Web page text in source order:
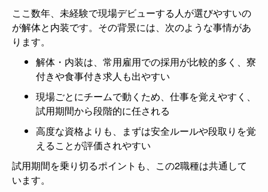
ここ数年、未経験で現場デビューする人が選びやすいの
が解体と内装です。その背景には、次のような事情があ
ります。
解体・内装は、常用雇用での採用が比較的多く、寮
付きや食事付き求人も出やすい
現場ごとにチームで動くため、仕事を覚えやすく、
試用期間から段階的に任される
高度な資格よりも、まずは安全ルールや段取りを覚
えることが評価されやすい
試用期間を乗り切るポイントも、この2職種は共通して
います。